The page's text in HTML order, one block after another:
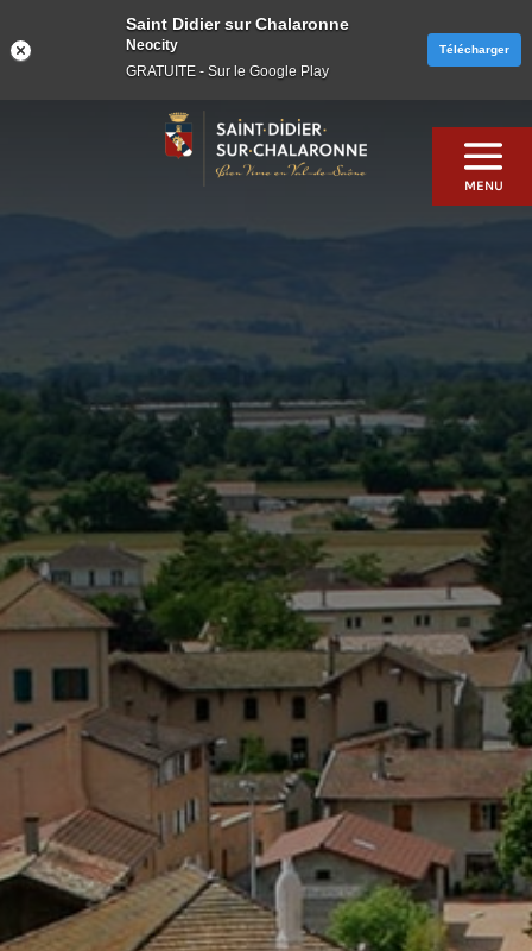
Saint Didier sur Chalaronne
Neocity
GRATUITE - Sur le Google Play
Télécharger